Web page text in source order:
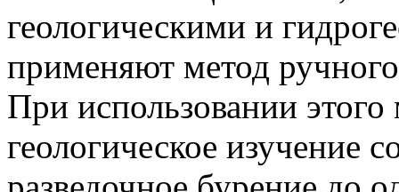
геологическими и
применяют метод
При использовании
геологическое изучение